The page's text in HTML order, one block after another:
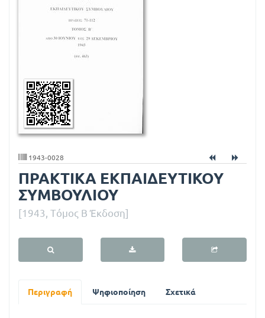
Ε
Υ
Ο
1943-0028
ΠΡΑΚΤΙΚΑ ΕΚΠΑΙΔΕΥΤΙΚΟΥ
ΣΥΜΒΟΥΛΙΟΥ
[1943, Τόμος Β Έκδοση]
Περιγραφή Ψηφιοποίηση Σχετικά